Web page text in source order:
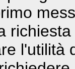
l'utilità